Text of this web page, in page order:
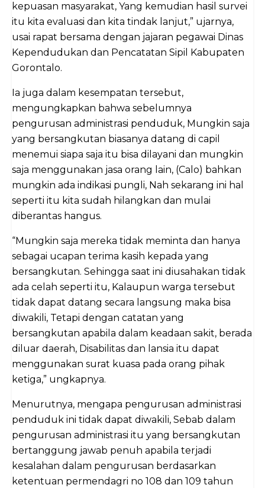
kepuasan masyarakat, Yang kemudian hasil survei
itu kita evaluasi dan kita tindak lanjut,” ujarnya,
usai rapat bersama dengan jajaran pegawai Dinas
Kependudukan dan Pencatatan Sipil Kabupaten
Gorontalo.
Ia juga dalam kesempatan tersebut,
mengungkapkan bahwa sebelumnya
pengurusan administrasi penduduk, Mungkin saja
yang bersangkutan biasanya datang di capil
menemui siapa saja itu bisa dilayani dan mungkin
saja menggunakan jasa orang lain, (Calo) bahkan
mungkin ada indikasi pungli, Nah sekarang ini hal
seperti itu kita sudah hilangkan dan mulai
diberantas hangus.
“Mungkin saja mereka tidak meminta dan hanya
sebagai ucapan terima kasih kepada yang
bersangkutan. Sehingga saat ini diusahakan tidak
ada celah seperti itu, Kalaupun warga tersebut
tidak dapat datang secara langsung maka bisa
diwakili, Tetapi dengan catatan yang
bersangkutan apabila dalam keadaan sakit, berada
diluar daerah, Disabilitas dan lansia itu dapat
menggunakan surat kuasa pada orang pihak
ketiga,” ungkapnya.
Menurutnya, mengapa pengurusan administrasi
penduduk ini tidak dapat diwakili, Sebab dalam
pengurusan administrasi itu yang bersangkutan
bertanggung jawab penuh apabila terjadi
kesalahan dalam pengurusan berdasarkan
ketentuan permendagri no 108 dan 109 tahun